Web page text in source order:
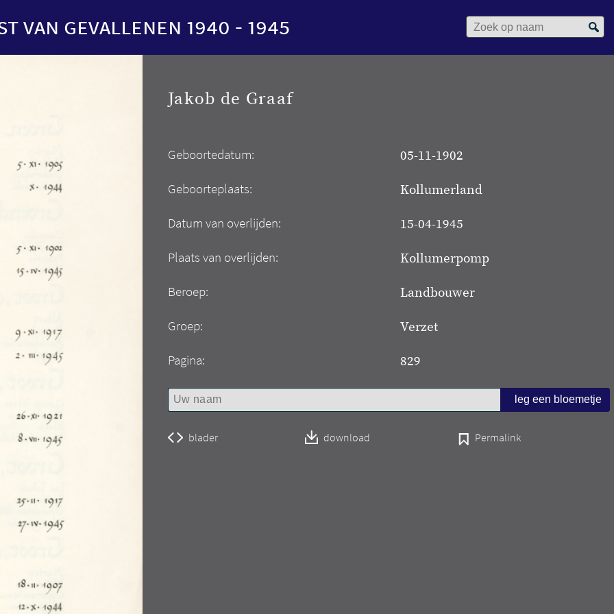
van gevallenen 1940 - 1945
Jakob de Graaf
Geboortedatum: 05-11-1902
Geboorteplaats: Kollumerland
Datum van overlijden: 15-04-1945
Plaats van overlijden: Kollumerpomp
Beroep: Landbouwer
Groep: Verzet
Pagina: 829
blader download Permalink